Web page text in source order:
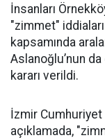
İnsanları
"zimmet"
kapsamında
Aslanoğlu’nun
kararı verildi.
İzmir Cumhuriyet
açıklamada,